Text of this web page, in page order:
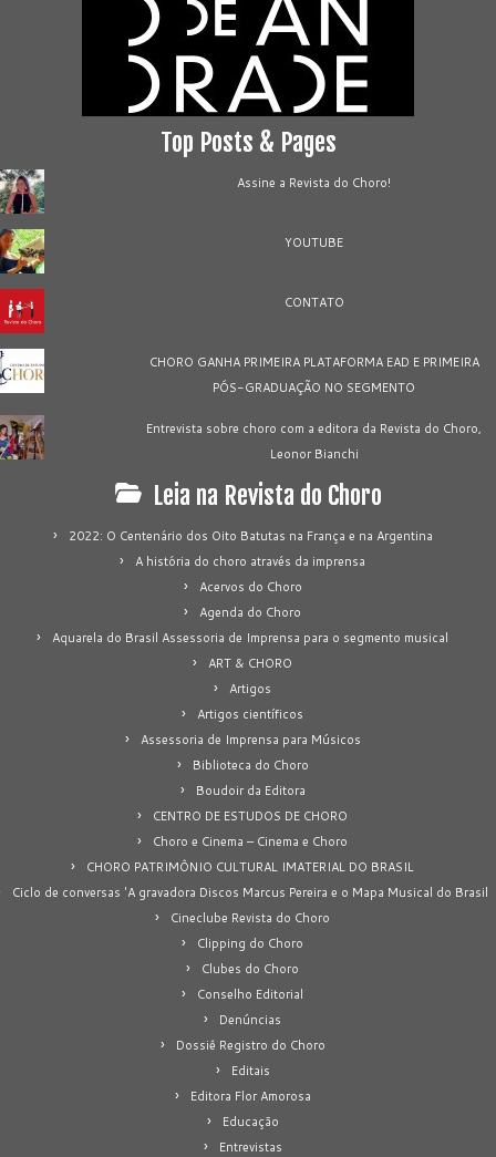
Top Posts & Pages
Assine a Revista do Choro!
YOUTUBE
CONTATO
CHORO GANHA PRIMEIRA PLATAFORMA EAD E PRIMEIRA
PÓS-GRADUAÇÃO NO SEGMENTO
Entrevista sobre choro com a editora da Revista do Choro,
Leonor Bianchi
Leia na Revista do Choro
2022: O Centenário dos Oito Batutas na França e na Argentina
A história do choro através da imprensa
Acervos do Choro
Agenda do Choro
Aquarela do Brasil Assessoria de Imprensa para o segmento musical
ART & CHORO
Artigos
Artigos científicos
Assessoria de Imprensa para Músicos
Biblioteca do Choro
Boudoir da Editora
CENTRO DE ESTUDOS DE CHORO
Choro e Cinema – Cinema e Choro
CHORO PATRIMÔNIO CULTURAL IMATERIAL DO BRASIL
Ciclo de conversas 'A gravadora Discos Marcus Pereira e o Mapa Musical do Brasil
Cineclube Revista do Choro
Clipping do Choro
Clubes do Choro
Conselho Editorial
Denúncias
Dossiê Registro do Choro
Editais
Editora Flor Amorosa
Educação
Entrevistas